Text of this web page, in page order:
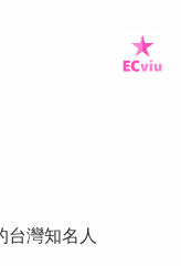
台灣知名人